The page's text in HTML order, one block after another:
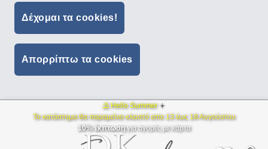
Δέχομαι τα cookies!
Απορρίπτω τα cookies
⛱ Hello Summer ☀️
Το κατάστημα θα παραμείνει κλειστό απο 13 έως 18 Αυγούστου
10% έκπτωσηγια αγορές με κάρτα